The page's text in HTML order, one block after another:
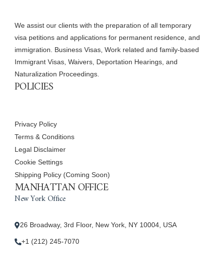
We assist our clients with the preparation of all temporary
visa petitions and applications for permanent residence, and
immigration. Business Visas, Work related and family-based
Immigrant Visas, Waivers, Deportation Hearings, and
Naturalization Proceedings.
POLICIES
Privacy Policy
Terms & Conditions
Legal Disclaimer
Cookie Settings
Shipping Policy (Coming Soon)
MANHATTAN OFFICE
New York Office
26 Broadway, 3rd Floor, New York, NY 10004, USA
+1 (212) 245-7070